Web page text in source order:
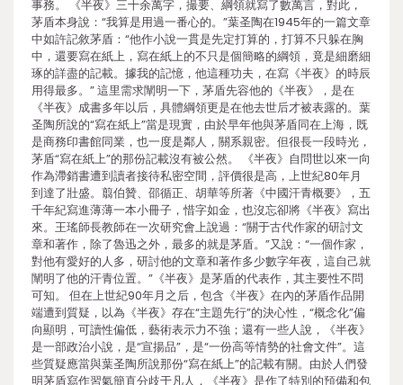
事務。 《半夜》三十余萬字，撮要、綱領就寫了數萬言，對此，
茅盾本身說：“我算是用過一番心的。”葉圣陶在1945年的一篇文章
中如許記敘茅盾：“他作小說一貫是先定打算的，打算不只躲在胸
中，還要寫在紙上，寫在紙上的不只是個簡略的綱領，竟是細磨細
琢的詳盡的記載。據我的記憶，他這種功夫，在寫《半夜》的時辰
用得最多。” 這里需求闡明一下，茅盾先容他的《半夜》，是在
《半夜》成書多年以后，具體綱領更是在他去世后才被表露的。葉
圣陶所說的“寫在紙上”當是現實，由於早年他與茅盾同在上海，既
是商務印書館同業，也一度是鄰人，關系親密。但很長一段時光，
茅盾“寫在紙上”的那份記載沒有被公然。 《半夜》自問世以來一向
作為滯銷書遭到讀者接待私密空間，評價很是高，上世紀80年月
到達了壯盛。翦伯贊、邵循正、胡華等所著《中國汗青概要》，五
千年紀寫進薄薄一本小冊子，惜字如金，也沒忘卻將《半夜》寫出
來。王瑤師長教師在一次研究會上說過：“關于古代作家的研討文
章和著作，除了魯迅之外，最多的就是茅盾。”又說：“一個作家，
對他有愛好的人多，研討他的文章和著作多少數字年夜，這自己就
闡明了他的汗青位置。”《半夜》是茅盾的代表作，其主要性不問
可知。 但在上世紀90年月之后，包含《半夜》在內的茅盾作品開
端遭到質疑，以為《半夜》存在“主題先行”的決心性，“概念化”偏
向顯明，可讀性偏低，藝術表示力不強；還有一些人說，《半夜》
是一部政治小說，是“宣揚品”，是“一份高等情勢的社會文件”。這
些質疑應當與葉圣陶所說那份“寫在紙上”的記載有關。由於人們發
明茅盾寫作習氣簡直分歧于凡人，《半夜》是作了特別的預備和包